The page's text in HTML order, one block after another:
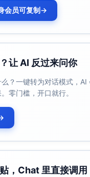
（胶带或地贴18个，确保
播放稳定节拍的音频（中
巾（器材与手部清洁）
道具（如膝拍/拍手替代，
入（3分钟）
鼓，弱拍用棒”（鼓=大声
把尺”：挥棒时保持与同
棒，鼓敲鼓心”，不敲地、
会员可复制→
让 AI 反过来问你
？一键转为对话模式，
零门槛，开口就行。
，Chat 里直接调用